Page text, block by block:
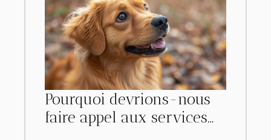
Pourquoi devrions-nous
faire appel aux services